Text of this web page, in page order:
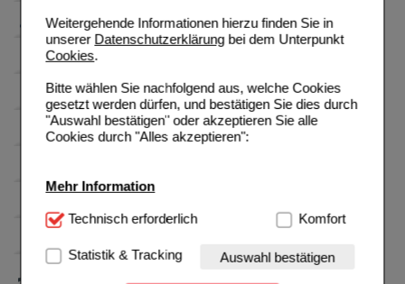
Weitergehende Informationen hierzu finden Sie in
unserer Datenschutzerklärungbei dem Unterpunkt
Cookies.
Bitte wählen Sie nachfolgend aus, welche Cookies
gesetzt werden dürfen, und bestätigen Sie dies durch
"Auswahl bestätigen" oder akzeptieren Sie alle
Cookies durch "Alles akzeptieren":
Mehr Information
Technisch Notwendig:Hierbei handelt es sich um
Website notwendig sind (z.B. Navigation, Warenkorb,
Kundenkonto), weshalb auf diese nicht verzichtet
Technisch erforderlich Komfort
Statistik & Tracking Auswahl bestätigen